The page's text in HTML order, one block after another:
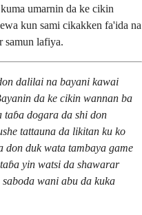
umarnin da ke cikin
kun sami cikakken fa'ida na
samun lafiya.
dalilai na bayani kawai
da ke cikin wannan ba
taɓa dogara da shi don
tattauna da likitan ku ko
duk wata tambaya game
yin watsi da shawarar
wani abu da kuka